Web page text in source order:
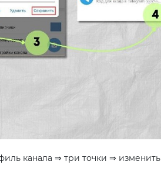
канала ⇒ три точки ⇒ изменить